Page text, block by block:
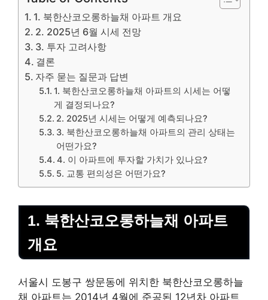
1. 북한산코오롱하늘채 아파트 개요
2. 2025년 6월 시세 전망
3. 투자 고려사항
결론
자주 묻는 질문과 답변
1. 북한산코오롱하늘채 아파트의 시세는 어떻
게 결정되나요?
2. 2025년 시세는 어떻게 예측되나요?
3. 북한산코오롱하늘채 아파트의 관리 상태는
어떤가요?
4. 이 아파트에 투자할 가치가 있나요?
5. 교통 편의성은 어떤가요?
1. 북한산코오롱하늘채 아파트
개요
서울시 도봉구 쌍문동에 위치한 북한산코오롱하늘
채 아파트는 2014년 4월에 준공된 12년차 아파트